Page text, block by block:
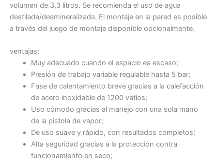
volumen de 3,3 litros. Se recomienda el uso de agua
destilada/desmineralizada. El montaje en la pared es posible
a través del juego de montaje disponible opcionalmente.
ventajas:
Muy adecuado cuando el espacio es escaso;
Presión de trabajo variable regulable hasta 5 bar;
Fase de calentamiento breve gracias a la calefacción
de acero inoxidable de 1200 vatios;
Uso cómodo gracias al manejo con una sola mano
de la pistola de vapor;
De uso suave y rápido, con resultados completos;
Alta seguridad gracias a la protección contra
funcionamiento en seco;